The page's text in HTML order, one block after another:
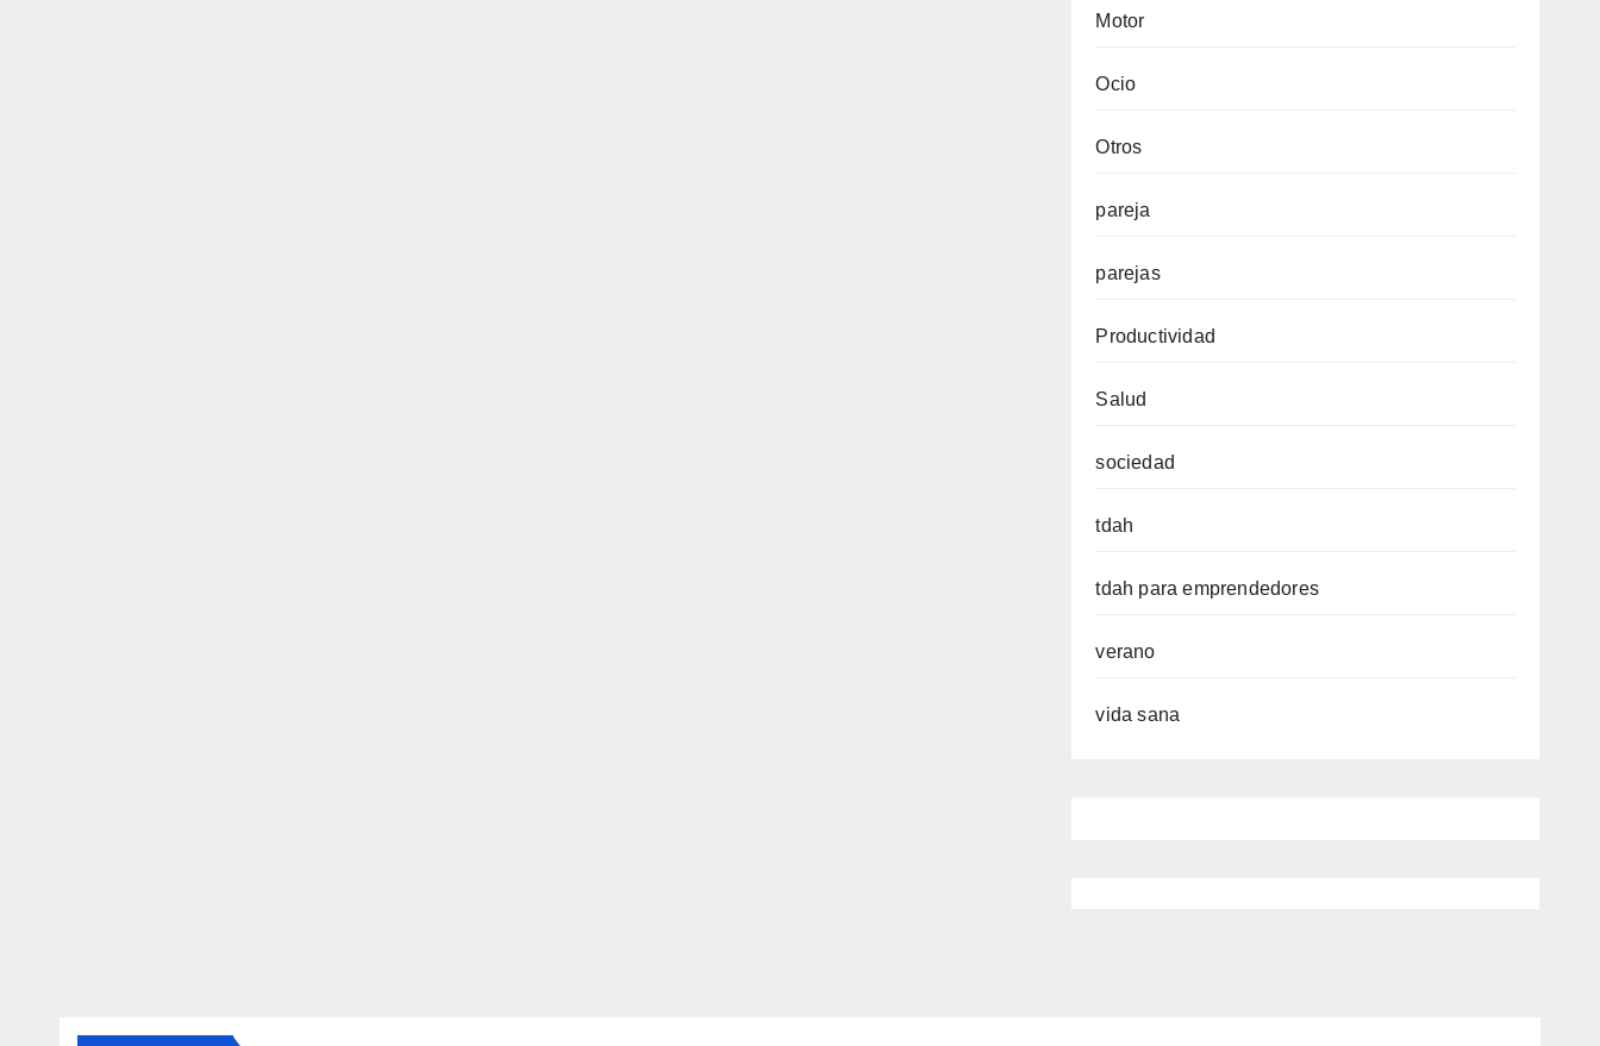
Motor
Ocio
Otros
pareja
parejas
Productividad
Salud
sociedad
tdah
tdah para emprendedores
verano
vida sana